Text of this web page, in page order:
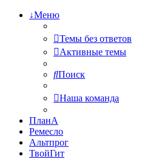
↓Меню
Темы без ответов
Активные темы
Поиск
Наша команда
ПланА
Ремесло
Альтпрог
ТвойГит